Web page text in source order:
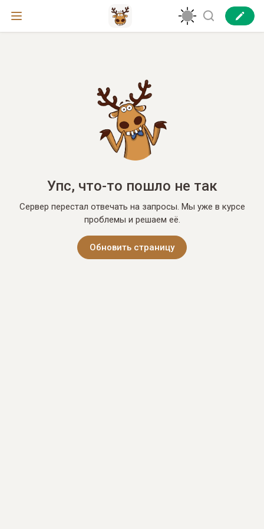
Упс, что-то пошло не так
Сервер перестал отвечать на запросы. Мы уже в курсе
проблемы и решаем её.
Обновить страницу